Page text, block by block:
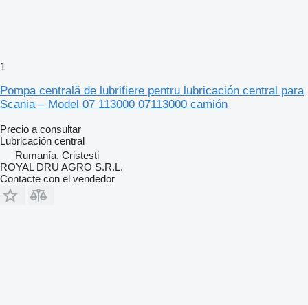
1
Pompa centrală de lubrifiere pentru lubricación central para
Scania – Model 07 113000 07113000 camión
Precio a consultar
Lubricación central
Rumanía, Cristesti
ROYAL DRU AGRO S.R.L.
Contacte con el vendedor